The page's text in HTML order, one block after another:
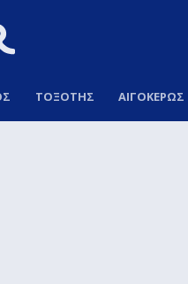
ΤΟΞΟΤΗΣ ΑΙΓΟΚΕΡΩΣ